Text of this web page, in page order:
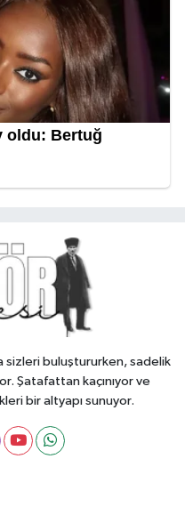
sizleri buluştururken, sadelik
Şatafattan kaçınıyor ve
bir altyapı sunuyor.